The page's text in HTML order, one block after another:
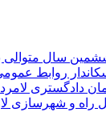
سال متوالی
روابط
دادگستری لامرد
راه و شهرسازی